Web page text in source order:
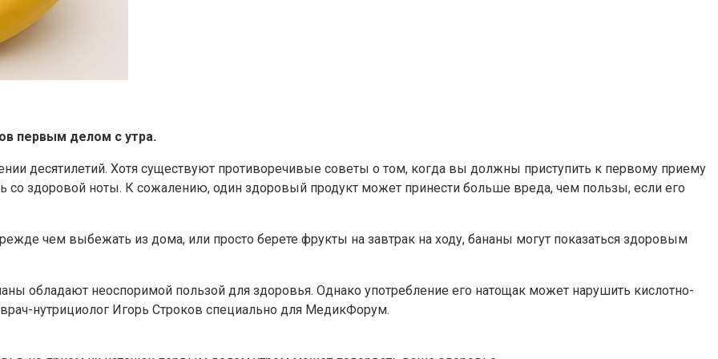
первым делом с утра.
десятилетий. Хотя существуют противоречивые советы о том, когда вы должны приступить к первому приему
со здоровой ноты. К сожалению, один здоровый продукт может принести больше вреда, чем пользы, если его
чем выбежать из дома, или просто берете фрукты на завтрак на ходу, бананы могут показаться здоровым
обладают неоспоримой пользой для здоровья. Однако употребление его натощак может нарушить кислотно-
нутрициолог Игорь Строков специально для МедикФорум.